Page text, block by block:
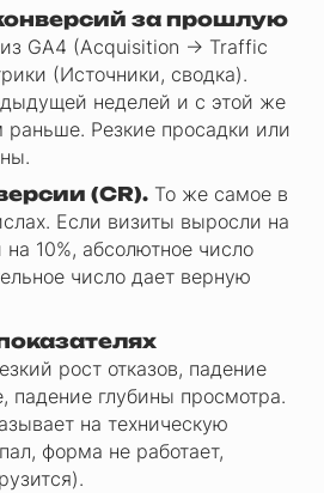
за прошлую
GA4 (Acquisition → Traffic
(Источники, сводка).
неделей и с этой же
Резкие просадки или
(CR). То же самое в
Если визиты выросли на
10%, абсолютное число
число дает верную
рост отказов, падение
падение глубины просмотра.
на техническую
форма не работает,